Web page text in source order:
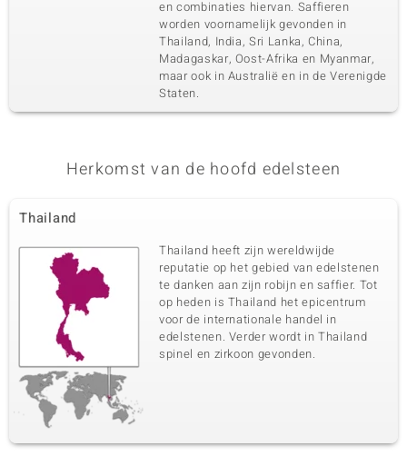
en combinaties hiervan. Saffieren
worden voornamelijk gevonden in
Thailand, India, Sri Lanka, China,
Madagaskar, Oost-Afrika en Myanmar,
maar ook in Australië en in de Verenigde
Staten.
Herkomst van de hoofd edelsteen
Thailand
Thailand heeft zijn wereldwijde
reputatie op het gebied van edelstenen
te danken aan zijn robijn en saffier. Tot
op heden is Thailand het epicentrum
voor de internationale handel in
edelstenen. Verder wordt in Thailand
spinel en zirkoon gevonden.